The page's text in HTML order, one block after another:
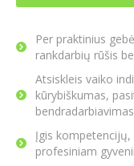
Per praktinius
rankdarbių rūšis
Atsiskleis vaiko
kūrybiškumas,
Įgis
profesiniam